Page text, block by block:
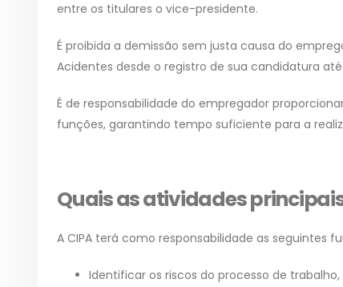
entre os titulares o vice-presidente.
É proibida a demissão sem justa causa do
Acidentes desde o registro de sua candidatura
É de responsabilidade do empregador
funções, garantindo tempo suficiente para a
Quais as atividades
A CIPA terá como responsabilidade as seguintes
Identificar os riscos do processo de